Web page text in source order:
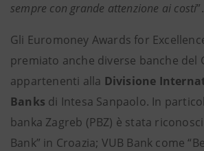
sempre con grande attenzione ai costi”.
Gli Euromoney Awards for
premiato anche diverse banche del
appartenenti alla Divisione
Banks di Intesa Sanpaolo. In
banka Zagreb (PBZ) è stata
Bank” in Croazia; VUB Bank come